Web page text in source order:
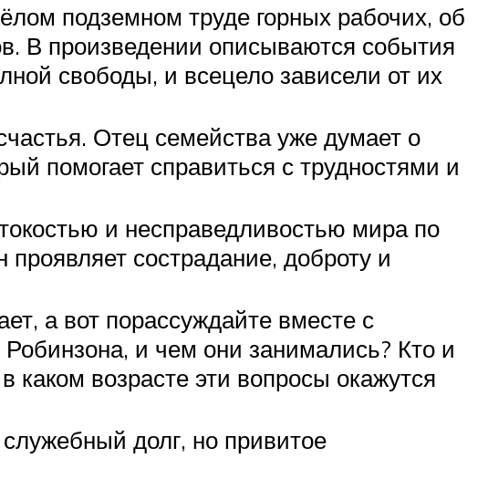
подземном труде горных рабочих, об
В произведении описываются события
свободы, и всецело зависели от их
Отец семейства уже думает о
помогает справиться с трудностями и
и несправедливостью мира по
сострадание, доброту и
а вот порассуждайте вместе с
и чем они занимались? Кто и
каком возрасте эти вопросы окажутся
долг, но привитое